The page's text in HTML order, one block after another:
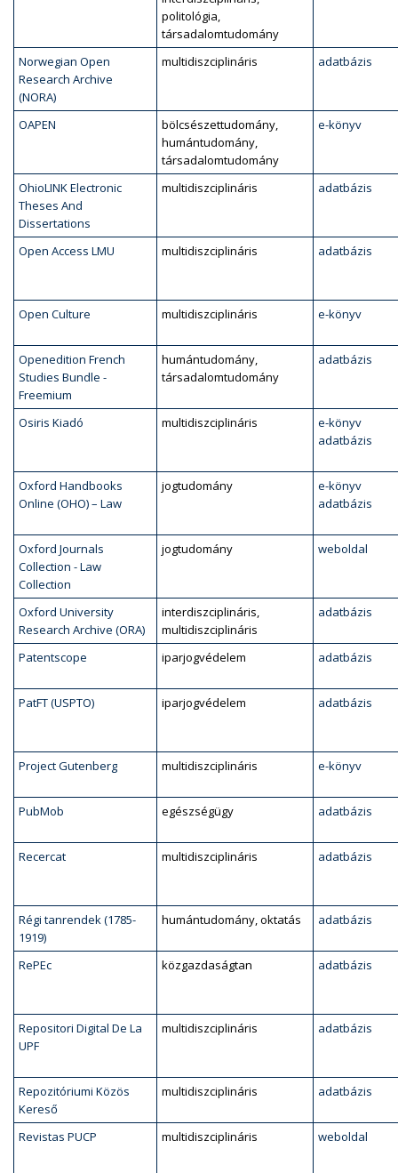
politológia,
társadalomtudomány
Norwegian Open
Research Archive
(NORA)
multidiszciplináris adatbázis
OAPEN
bölcsészettudomány,
humántudomány,
társadalomtudomány
e-könyv
OhioLINK Electronic
Theses And
Dissertations
multidiszciplináris adatbázis
Open Access LMU multidiszciplináris adatbázis
Open Culture multidiszciplináris e-könyv
Openedition French
Studies Bundle -
Freemium
humántudomány,
társadalomtudomány
adatbázis
Osiris Kiadó multidiszciplináris
e-könyv
adatbázis
Oxford Handbooks
Online (OHO) – Law
jogtudomány
e-könyv
adatbázis
Oxford Journals
Collection - Law
Collection
jogtudomány weboldal
Oxford University
Research Archive (ORA)
interdiszciplináris,
multidiszciplináris
adatbázis
Patentscope iparjogvédelem adatbázis
PatFT (USPTO) iparjogvédelem adatbázis
Project Gutenberg multidiszciplináris e-könyv
PubMob egészségügy adatbázis
Recercat multidiszciplináris adatbázis
Régi tanrendek (1785-
1919)
humántudomány, oktatás adatbázis
RePEc közgazdaságtan adatbázis
Repositori Digital De La
UPF
multidiszciplináris adatbázis
Repozitóriumi Közös
Kereső
multidiszciplináris adatbázis
Revistas PUCP multidiszciplináris weboldal